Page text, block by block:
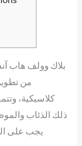
بلاك وولف هاب
من
كلاسيكية،
ذلك الذئاب
يجب على